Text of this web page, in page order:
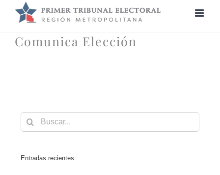
Comunica Elección
Buscar:
Entradas recientes